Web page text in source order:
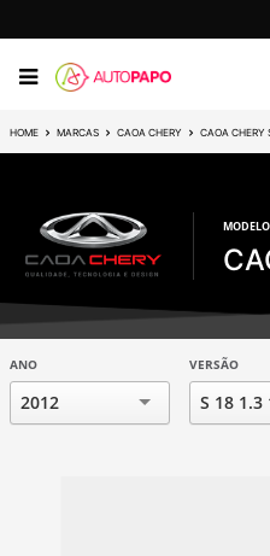
HOME MARCAS CAOA CHERY CAOA CHERY
MODELO
ANO
2012
VERSÃO
S 18 1.3